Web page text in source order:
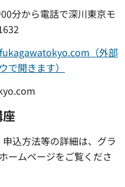
分から電話で深川東京モ
（外部
で開きます）
込方法等の詳細は、グラ
ームページをご覧くださ